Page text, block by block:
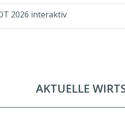
2026 interaktiv
AKTUELLE